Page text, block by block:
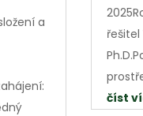
a
řešitel
číst